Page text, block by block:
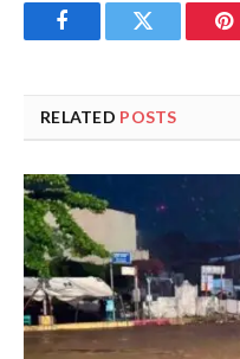
FacebookTwitter
RELATED POSTS